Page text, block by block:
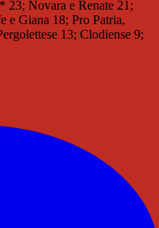
23; Novara e Renate 21;
e Giana 18; Pro Patria,
13; Clodiense 9;